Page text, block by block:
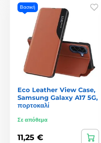
Βασική
Eco Leather View Case,
Samsung Galaxy A17 5G,
πορτοκαλί
Σε απόθεμα
11,25 €